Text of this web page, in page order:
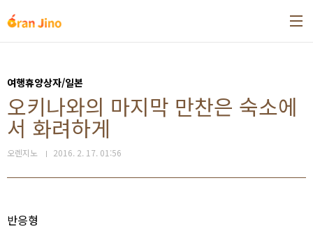
여행휴양상자/일본
오키나와의 마지막 만찬은 숙소에
서 화려하게
오렌지노 2016. 2. 17. 01:56
반응형